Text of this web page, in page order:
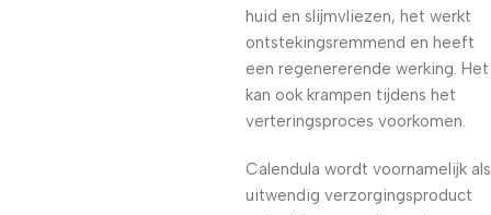
huid en slijmvliezen, het werkt
ontstekingsremmend en heeft
een regenererende werking. Het
kan ook krampen tijdens het
verteringsproces voorkomen.
Calendula wordt voornamelijk als
uitwendig verzorgingsproduct